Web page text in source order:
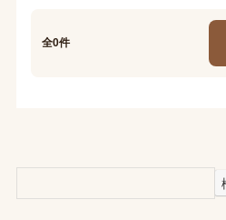
全0件